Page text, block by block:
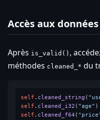
Accès aux
Après is_valid() ,
méthodes cleaned_* du
self . cleaned_string (
self . cleaned_i32 ( "age"
self . cleaned_f64 (